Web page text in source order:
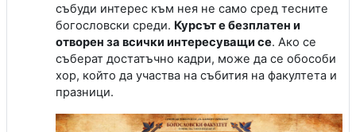
събуди интерес към нея не само сред тесните
богословски среди. Курсът е безплатен и
отворен за всички интересуващи се. Ако се
съберат достатъчно кадри, може да се обособи
хор, който да участва на събития на факултета и
празници.